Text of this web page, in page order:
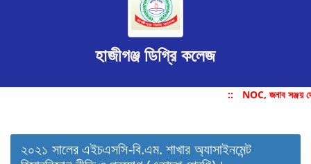
হাজীগঞ্জ ডিগ্রি কলেজ
:: NOC, জনাব সঞ্জয়
২০২১ সালের এইচএসসি-বি.এম. শাখার অ্যাসাইনমেন্ট